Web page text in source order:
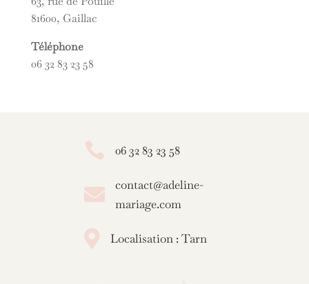
81600, Gaillac
Téléphone
06 32 83 23 58
 06 32 83 23 58

contact@adeline-
mariage.com
 Localisation : Tarn